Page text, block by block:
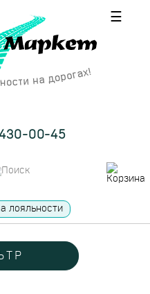
☰
00-45
лояльности